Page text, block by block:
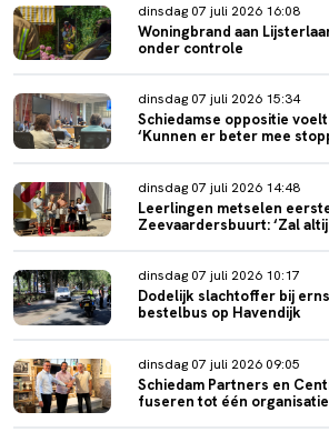
dinsdag 07 juli 2026 16:08
Woningbrand aan
onder controle
dinsdag 07 juli 2026 15:34
Schiedamse oppositie
‘Kunnen er beter mee
dinsdag 07 juli 2026 14:48
Leerlingen metselen
Zeevaardersbuurt: ‘Zal
dinsdag 07 juli 2026 10:17
Dodelijk slachtoffer bij
bestelbus op Havendijk
dinsdag 07 juli 2026 09:05
Schiedam Partners en
fuseren tot één